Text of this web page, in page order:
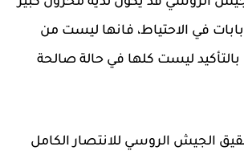
في الاحتياط، فانها ليست من
بالتأكيد ليست كلها في حالة صالحة
الجيش الروسي للانتصار الكامل